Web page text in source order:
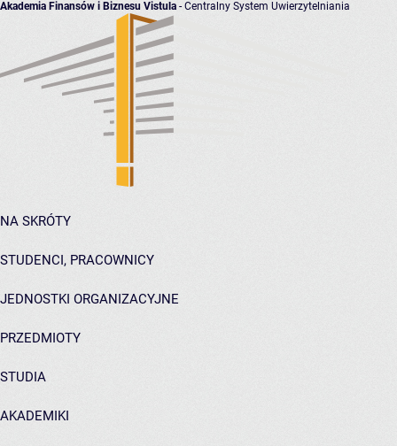
Akademia Finansów i Biznesu Vistula - Centralny System Uwierzytelniania
NA SKRÓTY
STUDENCI, PRACOWNICY
JEDNOSTKI ORGANIZACYJNE
PRZEDMIOTY
STUDIA
AKADEMIKI